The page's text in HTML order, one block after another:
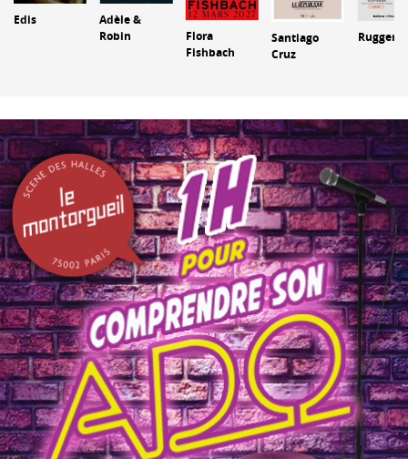
Edis
Adèle &
Robin
Flora
Fishbach
Santiago
Cruz
Ruggero